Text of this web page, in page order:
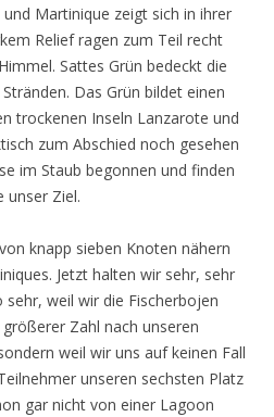
Martinique zeigt sich in ihrer
Relief ragen zum Teil recht
Sattes Grün bedeckt die
Das Grün bildet einen
trockenen Inseln Lanzarote und
zum Abschied noch gesehen
im Staub begonnen und finden
unser Ziel.
knapp sieben Knoten nähern
Jetzt halten wir sehr, sehr
sehr, weil wir die Fischerbojen
Zahl nach unseren
weil wir uns auf keinen Fall
unseren sechsten Platz
gar nicht von einer Lagoon